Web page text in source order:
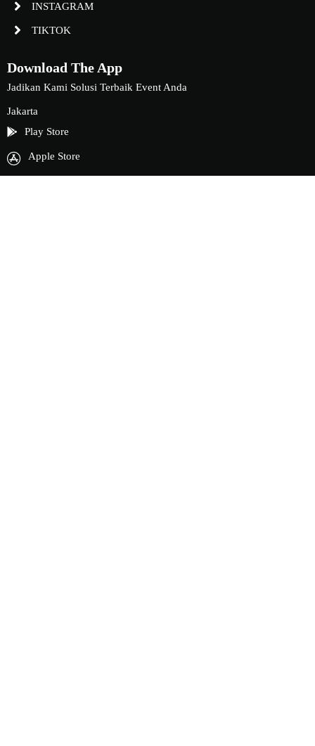
INSTAGRAM
TIKTOK
Download The App
Jadikan Kami Solusi Terbaik Event Anda
Jakarta
Play Store
Apple Store